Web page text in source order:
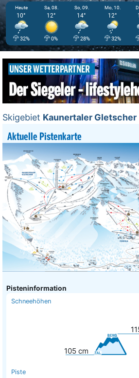
Heute
10°
32%
Sa, 08.
12°
0%
So, 09.
14°
28%
Mo, 10.
12°
32%
Skigebiet Kaunertaler Gletscher
Aktuelle Pistenkarte
Pisteninformation
Schneehöhen
105 cm
Piste